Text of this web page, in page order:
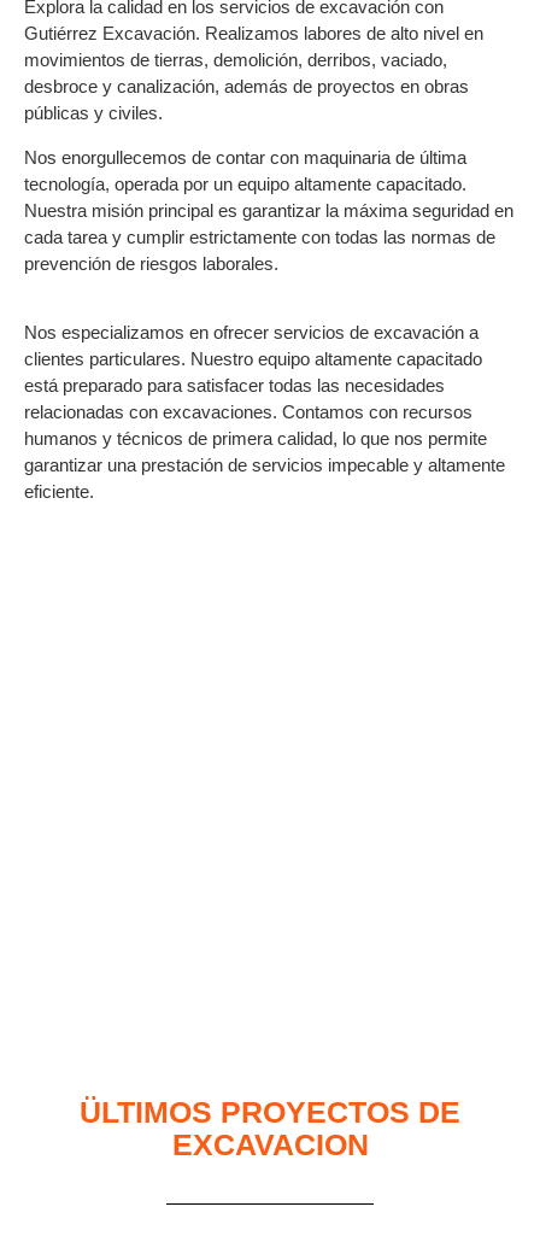
Explora la calidad en los servicios de excavación con
Gutiérrez Excavación. Realizamos labores de alto nivel en
movimientos de tierras, demolición, derribos, vaciado,
desbroce y canalización, además de proyectos en obras
públicas y civiles.
Nos enorgullecemos de contar con maquinaria de última
tecnología, operada por un equipo altamente capacitado.
Nuestra misión principal es garantizar la máxima seguridad en
cada tarea y cumplir estrictamente con todas las normas de
prevención de riesgos laborales.
Nos especializamos en ofrecer servicios de excavación a
clientes particulares. Nuestro equipo altamente capacitado
está preparado para satisfacer todas las necesidades
relacionadas con excavaciones. Contamos con recursos
humanos y técnicos de primera calidad, lo que nos permite
garantizar una prestación de servicios impecable y altamente
eficiente.
ÜLTIMOS PROYECTOS DE
EXCAVACION